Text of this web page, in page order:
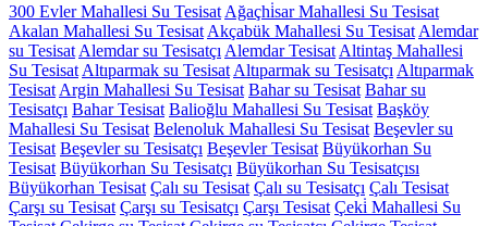
300 Evler Mahallesi Su Tesisat Ağaçhi̇sar Mahallesi Su Tesisat
Akalan Mahallesi Su Tesisat Akçabük Mahallesi Su Tesisat Alemdar
su Tesisat Alemdar su Tesisatçı Alemdar Tesisat Altintaş Mahallesi
Su Tesisat Altıparmak su Tesisat Altıparmak su Tesisatçı Altıparmak
Tesisat Argin Mahallesi Su Tesisat Bahar su Tesisat Bahar su
Tesisatçı Bahar Tesisat Balioğlu Mahallesi Su Tesisat Başköy
Mahallesi Su Tesisat Belenoluk Mahallesi Su Tesisat Beşevler su
Tesisat Beşevler su Tesisatçı Beşevler Tesisat Büyükorhan Su
Tesisat Büyükorhan Su Tesisatçı Büyükorhan Su Tesisatçısı
Büyükorhan Tesisat Çalı su Tesisat Çalı su Tesisatçı Çalı Tesisat
Çarşı su Tesisat Çarşı su Tesisatçı Çarşı Tesisat Çeki̇ Mahallesi Su